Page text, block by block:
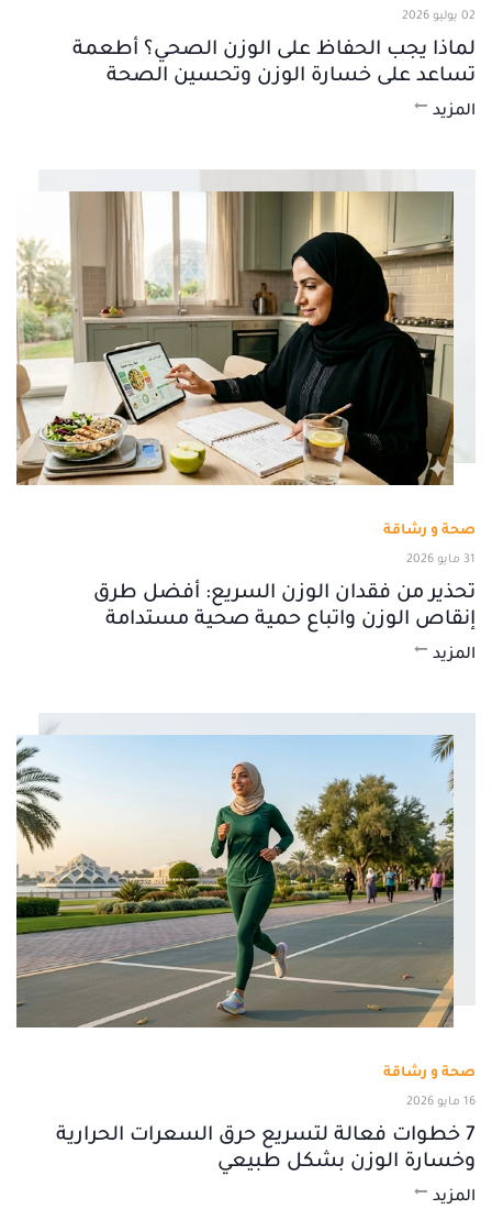
02 يوليو 2026
لماذا يجب الحفاظ على الوزن الصحي؟ أطعمة
تساعد على خسارة الوزن وتحسين الصحة
المزيد
صحة و رشاقة
31 مايو 2026
تحذير من فقدان الوزن السريع: أفضل طرق
إنقاص الوزن واتباع حمية صحية مستدامة
المزيد
صحة و رشاقة
16 مايو 2026
7 خطوات فعالة لتسريع حرق السعرات الحرارية
وخسارة الوزن بشكل طبيعي
المزيد